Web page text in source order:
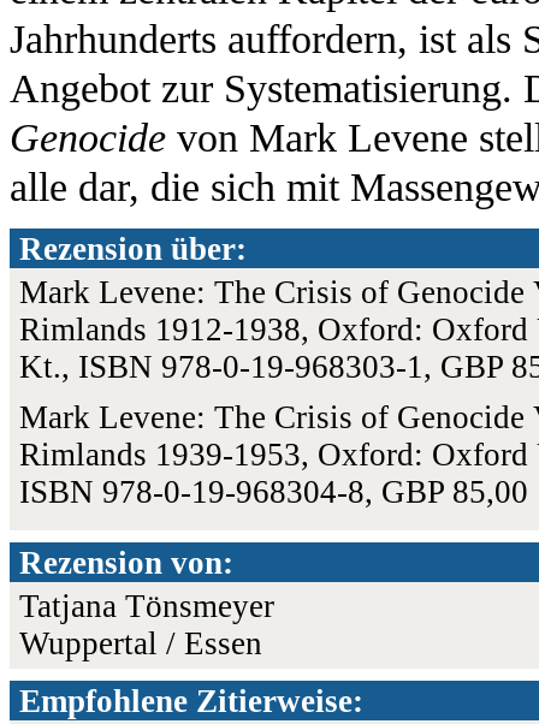
Jahrhunderts auffordern, ist als
Angebot zur Systematisierung.
Genocide von Mark Levene
alle dar, die sich mit
Rezension über:
Mark Levene: The Crisis of
Rimlands 1912-1938, Oxford:
Kt., ISBN 978-0-19-968303-1, GBP
Mark Levene: The Crisis of
Rimlands 1939-1953, Oxford:
ISBN 978-0-19-968304-8, GBP 85,00
Rezension von:
Tatjana Tönsmeyer
Wuppertal / Essen
Empfohlene Zitierweise: